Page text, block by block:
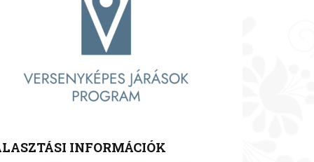
INFORMÁCIÓK